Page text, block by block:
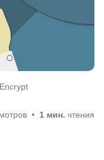
1 мин. чтения